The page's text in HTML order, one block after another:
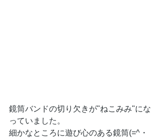
鏡筒バンドの切り欠きが"ねこみみ"にな
っていました。
細かなところに遊び心のある鏡筒(=^・